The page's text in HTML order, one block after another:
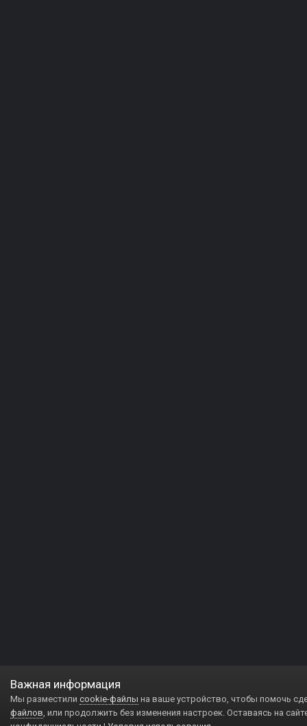
Важная информация
Мы разместили cookie-файлы на ваше устройство, чтобы помочь
файлов, или продолжить без изменения настроек. Оставаясь на